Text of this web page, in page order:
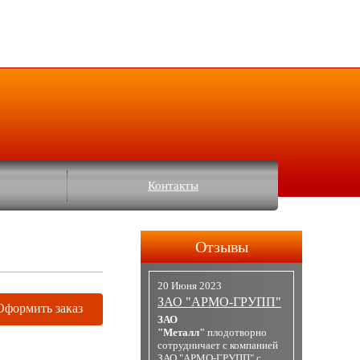
Контакты
заказ
Отзывы
20 Июня 2023
ЗАО "АРМО-ГРУПП"
ЗАО
"Металл" плодотворно
сотрудничает с компанией